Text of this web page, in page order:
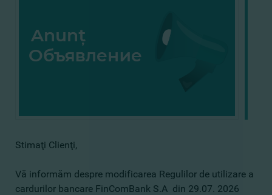
Stimaţi Clienţi,
Vă informăm despre modificarea Regulilor de utilizare a
cardurilor bancare FinComBank S.A din 29.07. 2026